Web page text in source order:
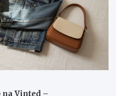
na Vinted –